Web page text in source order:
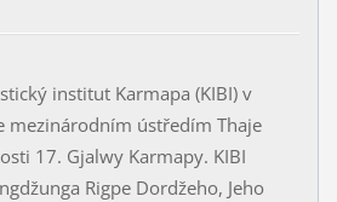
institut Karmapa (KIBI) v
mezinárodním ústředím Thaje
17. Gjalwy Karmapy. KIBI
Rigpe Dordžeho, Jeho